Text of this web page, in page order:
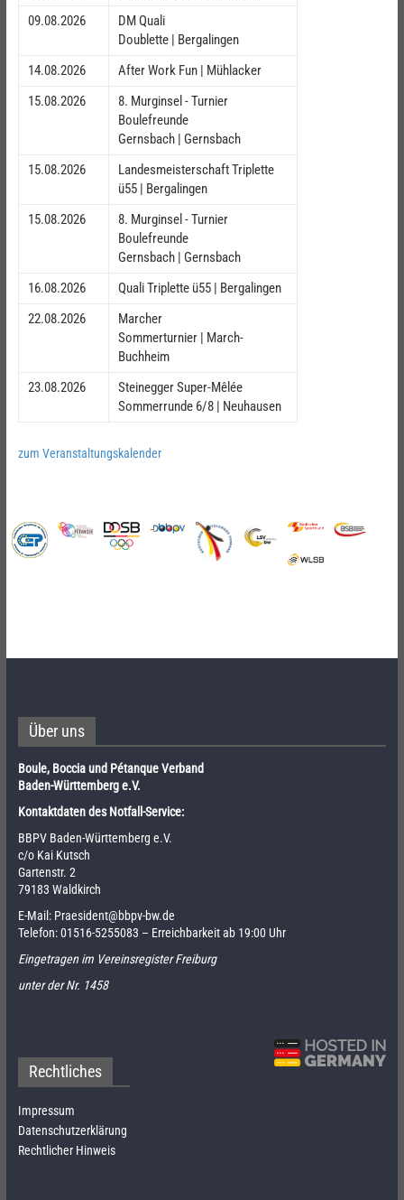
09.08.2026
DM Quali
Doublette | Bergalingen
14.08.2026
After Work Fun | Mühlacker
15.08.2026
8. Murginsel - Turnier
Boulefreunde
Gernsbach | Gernsbach
15.08.2026
Landesmeisterschaft Triplette
ü55 | Bergalingen
15.08.2026
8. Murginsel - Turnier
Boulefreunde
Gernsbach | Gernsbach
16.08.2026
Quali Triplette ü55 | Bergalingen
22.08.2026
Marcher
Sommerturnier | March-
Buchheim
23.08.2026
Steinegger Super-Mêlée
Sommerrunde 6/8 | Neuhausen
zum Veranstaltungskalender
Über uns
Boule, Boccia und Pétanque Verband
Baden-Württemberg e.V.
Kontaktdaten des Notfall-Service:
BBPV Baden-Württemberg e.V.
c/o Kai Kutsch
Gartenstr. 2
79183 Waldkirch
E-Mail: Praesident@bbpv-bw.de
Telefon:01516-5255083 – Erreichbarkeit ab 19:00 Uhr
Eingetragen im Vereinsregister Freiburg
unter der Nr. 1458
Rechtliches
Impressum
Datenschutzerklärung
Rechtlicher Hinweis